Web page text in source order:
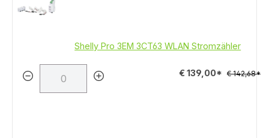
Shelly Pro 3EM 3CT63 WLAN Stromzähler
€ 139,00* € 142,68*